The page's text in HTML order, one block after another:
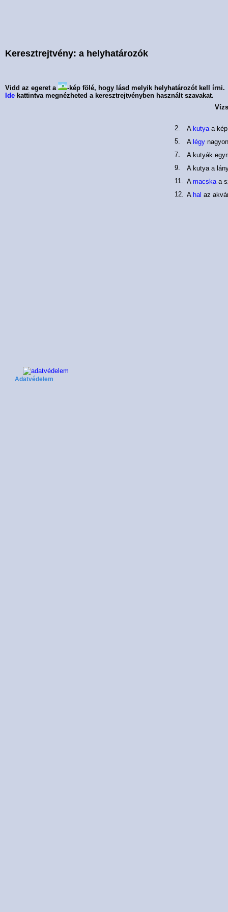
Keresztrejtvény: a helyhatározók
Vidd az egeret a
-kép fölé, hogy lásd melyik helyhatározót kell írni.
Ide kattintva megnézheted a keresztrejtvényben használt szavakat.
2. A kutyaa
5.
A légy
7.
A kutyák
9.
A kutya a
11. A macskaa
12. A hal az
Adatvédelem